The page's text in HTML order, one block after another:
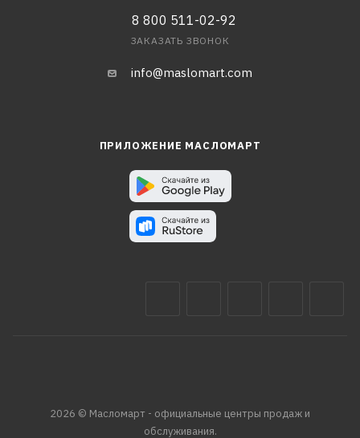
8 800 511-02-92
ЗАКАЗАТЬ ЗВОНОК
info@maslomart.com
ПРИЛОЖЕНИЕ МАСЛОМАРТ
2026 © Масломарт - официальные центры продаж и
обслуживания.